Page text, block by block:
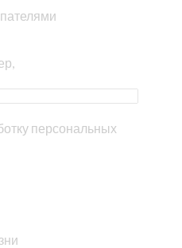
персональных